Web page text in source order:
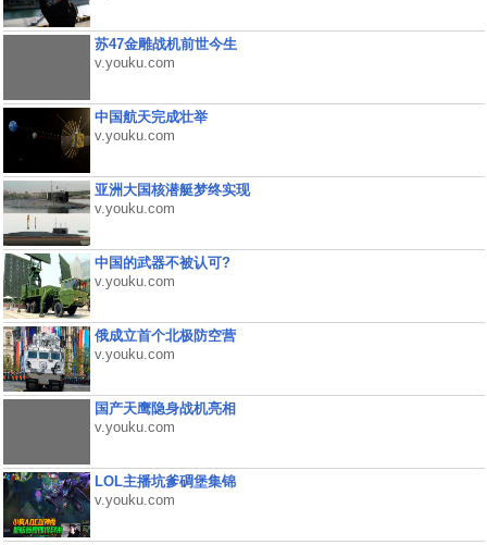
苏47金雕战机前世今生
v.youku.com
中国航天完成壮举
v.youku.com
亚洲大国核潜艇梦终实现
v.youku.com
中国的武器不被认可?
v.youku.com
俄成立首个北极防空营
v.youku.com
国产天鹰隐身战机亮相
v.youku.com
LOL主播坑爹碉堡集锦
v.youku.com